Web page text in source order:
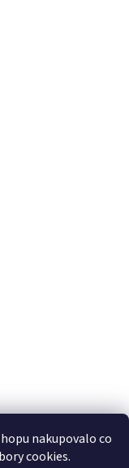
nakupovalo co
cookies.